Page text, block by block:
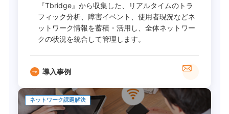
『Tbridge』から収集した、リアルタイムのトラ
フィック分析、障害イベント、使用者現況などネ
ットワーク情報を蓄積・活用し、全体ネットワー
クの状況を統合して管理します。
導入事例
ネットワーク課題解決